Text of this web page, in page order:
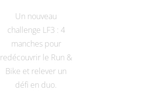
Un nouveau
challenge LF3 : 4
manches pour
redécouvrir le Run &
Bike et relever un
défi en duo.